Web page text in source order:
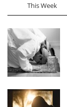
This Week